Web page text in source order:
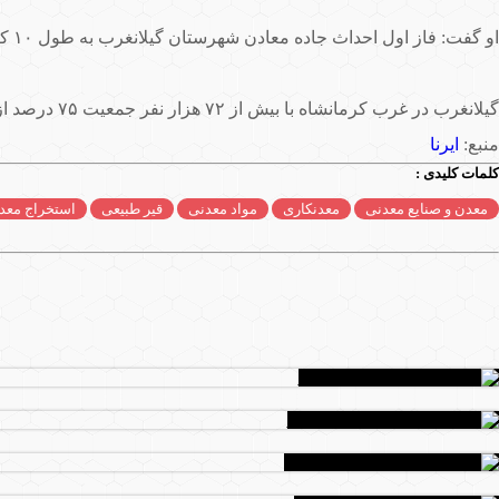
او گفت: فاز اول احداث جاده معادن شهرستان گیلانغرب به طول ۱۰ کیلومتر با اعتبار ۳۰ میلیارد تومان درحال انجام است که این پروژه ۲۰ کیلومتر طول دارد.
گیلانغرب در غرب کرمانشاه با بیش از ۷۲ هزار نفر جمعیت ۷۵ درصد از ذخایر معدنی قیر طبیعی کشور را دارا می باشد که سالیانه بیش از ۱۰۰هزار تن
منبع: ایرنا
کلمات کلیدی :
معدن و صنایع معدنی معدنکاری مواد معدنی قیر طبیعی استخراج